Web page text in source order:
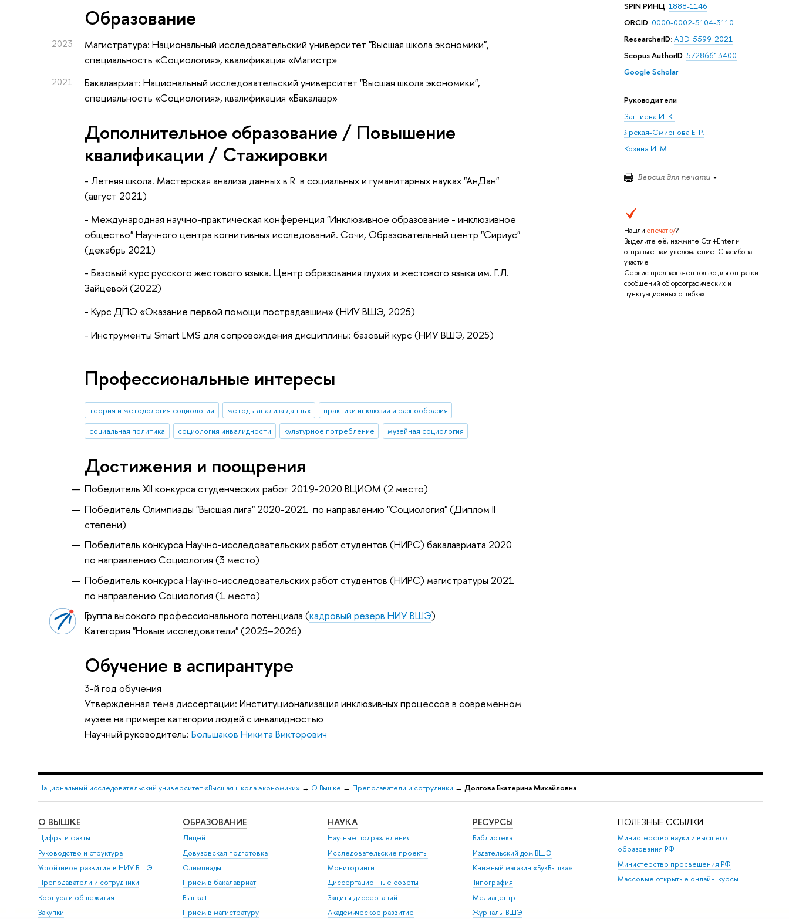
SPIN РИНЦ: 1888-1146
ORCID: 0000-0002-5104-3110
ResearcherID: ABD-5599-2021
Scopus AuthorID: 57286613400
Google Scholar
Руководители
Зангиева И. К.
Ярская-Смирнова Е. Р.
Козина И. М.
Версия для печати
Нашли опечатку?
Выделите её, нажмите Ctrl+Enter и
отправьте нам уведомление. Спасибо за
участие!
Сервис предназначен только для отправки
сообщений об орфографических и
пунктуационных ошибках.
Oбразование
2023
Магистратура: Национальный исследовательский университет "Высшая школа экономики",
специальность «Социология», квалификация «Магистр»
2021
Бакалавриат: Национальный исследовательский университет "Высшая школа экономики",
специальность «Социология», квалификация «Бакалавр»
Дополнительное образование / Повышение
квалификации / Стажировки
- Летняя школа. Мастерская анализа данных в R в социальных и гуманитарных науках "АнДан"
(август 2021)
- Международная научно-практическая конференция "Инклюзивное образование - инклюзивное
общество" Научного центра когнитивных исследований. Сочи, Образовательный центр "Сириус"
(декабрь 2021)
- Базовый курс русского жестового языка. Центр образования глухих и жестового языка им. Г.Л.
Зайцевой (2022)
- Курс ДПО «Оказание первой помощи пострадавшим» (НИУ ВШЭ, 2025)
- Инструменты Smart LMS для сопровождения дисциплины: базовый курс (НИУ ВШЭ, 2025)
Профессиональные интересы
теория и методология социологии методы анализа данных
практики инклюзии и разнообразия
социальная политика
социология инвалидности культурное потребление музейная социология
Достижения и поощрения
Победитель XII конкурса студенческих работ 2019-2020 ВЦИОМ (2 место)
Победитель Олимпиады "Высшая лига" 2020-2021 по направлению "Социология" (Диплом II
степени)
Победитель конкурса Научно-исследовательских работ студентов (НИРС) бакалавриата 2020
по направлению Социология (3 место)
Победитель конкурса Научно-исследовательских работ студентов (НИРС) магистратуры 2021
по направлению Социология (1 место)
Группа высокого профессионального потенциала (кадровый резерв НИУ ВШЭ)
Категория "Новые исследователи" (2025–2026)
Обучение в аспирантуре
3-й год обучения
Утвержденная тема диссертации: Институционализация инклюзивных процессов в современном
музее на примере категории людей с инвалидностью
Научный руководитель:Большаков Никита Викторович
Национальный исследовательский университет «Высшая школа экономики» → О Вышке → Преподаватели и сотрудники → Долгова Екатерина Михайловна
О ВЫШКЕ
Цифры и факты
Руководство и структура
Устойчивое развитие в НИУ ВШЭ
Преподаватели и сотрудники
Корпуса и общежития
Закупки
ОБРАЗОВАНИЕ
Лицей
Довузовская подготовка
Олимпиады
Прием в бакалавриат
Вышка+
Прием в магистратуру
НАУКА
Научные подразделения
Исследовательские проекты
Мониторинги
Диссертационные советы
Защиты диссертаций
Академическое развитие
РЕСУРСЫ
Библиотека
Издательский дом ВШЭ
Книжный магазин «БукВышка»
Типография
Медиацентр
Журналы ВШЭ
ПОЛЕЗНЫЕ ССЫЛКИ
Министерство науки и высшего
образования РФ
Министерство просвещения РФ
Массовые открытые онлайн-курсы